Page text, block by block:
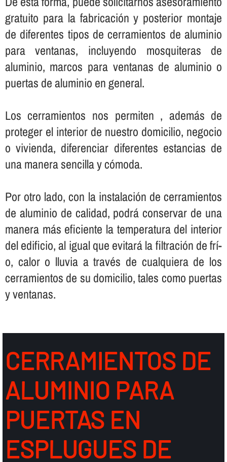
gratuito para la fabricación y posterior montaje
de diferentes tipos de cerramientos de aluminio
para ventanas, incluyendo mosquiteras de
aluminio, marcos para ventanas de aluminio o
puertas de aluminio en general.
Los cerramientos nos permiten , además de
proteger el interior de nuestro domicilio, negocio
o vivienda, diferenciar diferentes estancias de
una manera sencilla y cómoda.
Por otro lado, con la instalación de cerramientos
de aluminio de calidad, podrá conservar de una
manera más eficiente la temperatura del interior
del edificio, al igual que evitará la filtración de frí­
o, calor o lluvia a través de cualquiera de los
cerramientos de su domicilio, tales como puertas
y ventanas.
CERRAMIENTOS DE
ALUMINIO PARA
PUERTAS EN
ESPLUGUES DE